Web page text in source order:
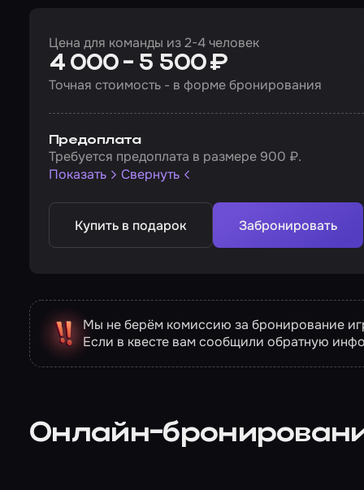
Цена для команды из 2-4 человек
4 000 - 5 500 ₽
Точная стоимость - в форме бронирования
Предоплата
Требуется предоплата в размере 900 ₽.
Показать
Свернуть
Купить в подарок Забронировать
Мы не берём комиссию за бронирование
Если в квесте вам сообщили обратную
Онлайн-